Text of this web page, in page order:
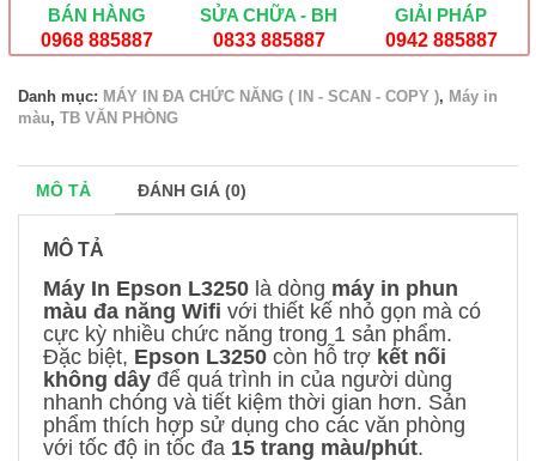
scan,
copy
màu
lượng
BÁN HÀNG
0968 885887
SỬA CHỮA - BH
0833 885887
GIẢI PHÁP
0942 885887
Danh mục: MÁY IN ĐA CHỨC NĂNG ( IN - SCAN - COPY ), Máy in
màu, TB VĂN PHÒNG
MÔ TẢ ĐÁNH GIÁ (0)
MÔ TẢ
Máy In Epson L3250 là dòng máy in phun
màu đa năng Wifi với thiết kế nhỏ gọn mà có
cực kỳ nhiều chức năng trong 1 sản phẩm.
Đặc biệt, Epson L3250 còn hỗ trợ kết nối
không dây để quá trình in của người dùng
nhanh chóng và tiết kiệm thời gian hơn. Sản
phẩm thích hợp sử dụng cho các văn phòng
với tốc độ in tốc đa 15 trang màu/phút.